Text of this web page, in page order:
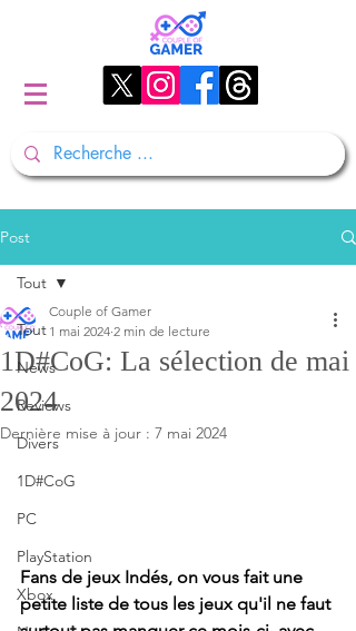
Post
Tout
News
Reviews
Divers
1D#CoG
PC
PlayStation
Xbox
Tout
1D#CoG: La sélection de mai
2024
Couple of Gamer
1 mai 2024 2 min de lecture
Dernière mise à jour : 7 mai 2024
Fans de jeux Indés, on vous fait une
petite liste de tous les jeux qu'il ne faut